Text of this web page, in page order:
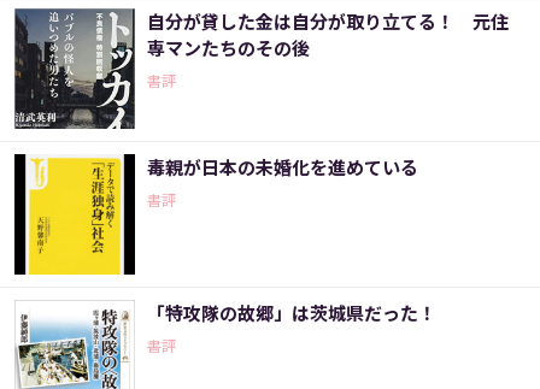
自分が貸した金は自分が取り立てる！ 元住
専マンたちのその後
書評
毒親が日本の未婚化を進めている
書評
「特攻隊の故郷」は茨城県だった！
書評